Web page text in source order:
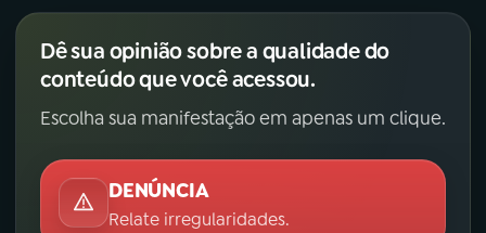
Dê sua opinião sobre a qualidade do
conteúdo que você acessou.
Escolha sua manifestação em apenas um clique.
DENÚNCIA
Relate irregularidades.